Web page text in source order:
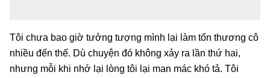
Tôi chưa bao giờ tưởng tượng mình lại làm tổn thương cô
nhiều đến thế. Dù chuyện đó không xảy ra lần thứ hai,
nhưng mỗi khi nhớ lại lòng tôi lại man mác khó tả. Tôi